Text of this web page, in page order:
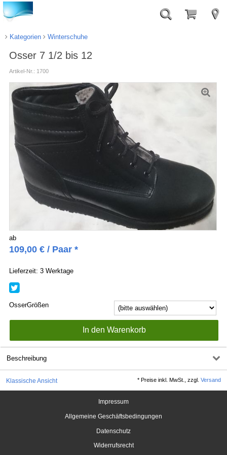
Kategorien Winterschuhe
Osser 7 1/2 bis 12
Artikel-Nr.: 1700
ab
109,00 €/ Paar *
Lieferzeit: 3 Werktage
OsserGrößen
Beschreibung
Klassische Ansicht *Preise inkl. MwSt., zzgl.Versand
Impressum
Allgemeine Geschäftsbedingungen
Datenschutz
Widerrufsrecht